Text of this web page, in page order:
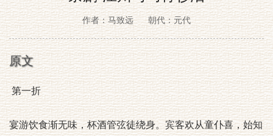
作者：马致远 朝代：元代
原文
第一折
宴游饮食渐无味，杯酒管弦徒绕身。宾客欢从童仆喜，始知